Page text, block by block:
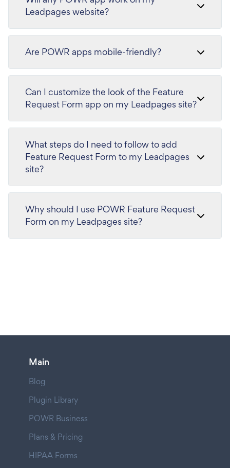
Leadpages website?
Are POWR apps mobile-friendly?
Can I customize the look of the Feature
Request Form app on my Leadpages site?
What steps do I need to follow to add
Feature Request Form to my Leadpages
site?
Why should I use POWR Feature Request
Form on my Leadpages site?
Main
Blog
Plugin Library
POWR Business
Plans & Pricing
HIPAA Forms